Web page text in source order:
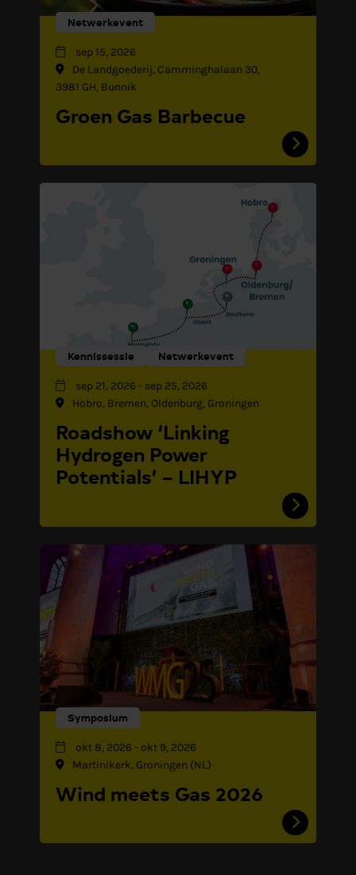
Netwerkevent
sep 15, 2026
De Landgoederij, Camminghalaan 30,
3981 GH, Bunnik
Groen Gas Barbecue
Kennissessie Netwerkevent
sep 21, 2026 - sep 25, 2026
Hobro, Bremen, Oldenburg, Groningen
Roadshow ‘Linking
Hydrogen Power
Potentials’ – LIHYP
Symposium
okt 8, 2026 - okt 9, 2026
Martinikerk, Groningen (NL)
Wind meets Gas 2026